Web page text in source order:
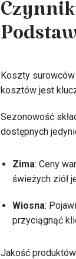
Koszty
kosztów jest
Sezonowość
dostępnych
Zima: Ceny
świeżych ziół
Wiosna:
przyciągnąć
Jakość